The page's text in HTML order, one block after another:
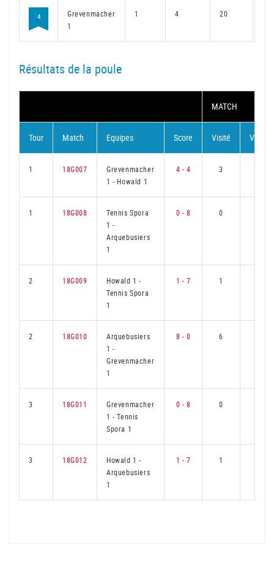
4
Grevenmacher
1
1 4 20
Résultats de la poule
MATCH
Tour Match Equipes Score Visité
1 18G007
Grevenmacher
1- Howald 1
4 - 4 3
1 18G008
Tennis Spora
1-
Arquebusiers
1
0 - 8 0
2 18G009 Howald 1-
Tennis Spora
1
1 - 7 1
2 18G010
Arquebusiers
1-
Grevenmacher
1
8 - 0 6
3 18G011
Grevenmacher
1-Tennis
Spora 1
0 - 8 0
3 18G012 Howald 1-
Arquebusiers
1
1 - 7 1